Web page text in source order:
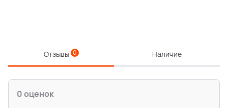
Отзывы 0 Наличие
0 оценок